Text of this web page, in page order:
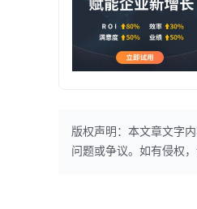
版权声明：本文章文字
问题或争议。如有侵权